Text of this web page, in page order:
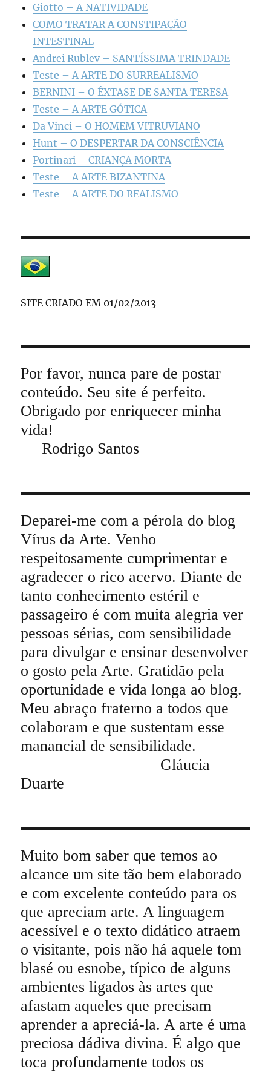
Giotto – A NATIVIDADE
COMO TRATAR A CONSTIPAÇÃO
INTESTINAL
Andrei Rublev – SANTÍSSIMA TRINDADE
Teste – A ARTE DO SURREALISMO
BERNINI – O ÊXTASE DE SANTA TERESA
Teste – A ARTE GÓTICA
Da Vinci – O HOMEM VITRUVIANO
Hunt – O DESPERTAR DA CONSCIÊNCIA
Portinari – CRIANÇA MORTA
Teste – A ARTE BIZANTINA
Teste – A ARTE DO REALISMO
SITE CRIADO EM 01/02/2013
Por favor, nunca pare de postar
conteúdo. Seu site é perfeito.
Obrigado por enriquecer minha
vida!
Rodrigo Santos
Deparei-me com a pérola do blog
Vírus da Arte. Venho
respeitosamente cumprimentar e
agradecer o rico acervo. Diante de
tanto conhecimento estéril e
passageiro é com muita alegria ver
pessoas sérias, com sensibilidade
para divulgar e ensinar desenvolver
o gosto pela Arte. Gratidão pela
oportunidade e vida longa ao blog.
Meu abraço fraterno a todos que
colaboram e que sustentam esse
manancial de sensibilidade.
Gláucia
Duarte
Muito bom saber que temos ao
alcance um site tão bem elaborado
e com excelente conteúdo para os
que apreciam arte. A linguagem
acessível e o texto didático atraem
o visitante, pois não há aquele tom
blasé ou esnobe, típico de alguns
ambientes ligados às artes que
afastam aqueles que precisam
aprender a apreciá-la. A arte é uma
preciosa dádiva divina. É algo que
toca profundamente todos os